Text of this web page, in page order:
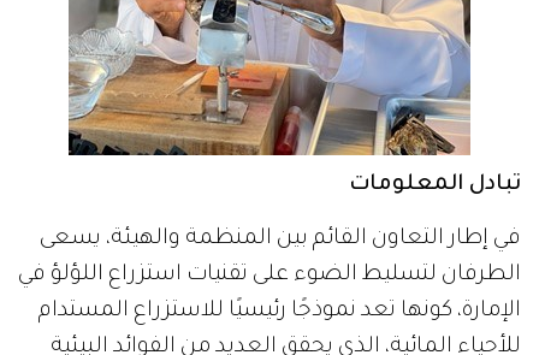
تبادل المعلومات
في إطار التعاون القائم بين المنظمة والهيئة، يسعى
الطرفان لتسليط الضوء على تقنيات استزراع اللؤلؤ في
الإمارة، كونها تعد نموذجًا رئيسيًا للاستزراع المستدام
للأحياء المائية، الذي يحقق العديد من الفوائد البيئية